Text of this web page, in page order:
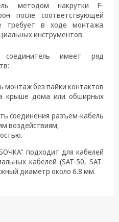
методом накрутки F-
после соответствующей
требует в ходе монтажа
инструментов.
соединитель имеет ряд
монтаж без пайки контактов
крыше дома или обширных
соединения разъем-кабель
воздействиям;
подходит для кабелей
кабелей (SAT-50, SAT-
диаметр около 6.8 мм.